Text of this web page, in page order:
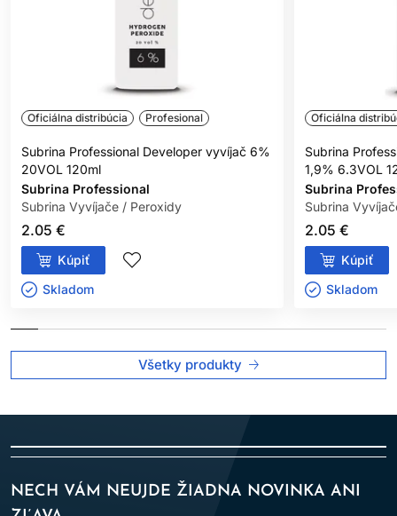
Oficiálna distribúcia Profesional
Subrina Professional Developer vyvíjač 6%
20VOL 120ml
Subrina Professional
Subrina Vyvíjače / Peroxidy
2.05 €
Kúpiť
Skladom ㅤ
Oficiálna
Subrina
1,9% 6.3VOL
Subrina
Subrina
2.05 €
Kúpiť
Skladom ㅤ
Všetky produkty
NECH VÁM NEUJDE ŽIADNA NOVINKA ANI